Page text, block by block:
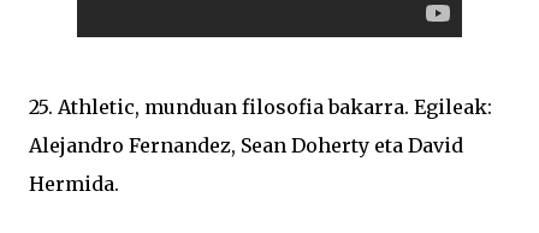
25. Athletic, munduan filosofia bakarra. Egileak:
Alejandro Fernandez, Sean Doherty eta David
Hermida.